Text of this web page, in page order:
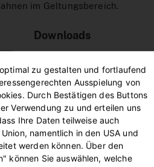
im Geltungsbereich.
Downloads
Broschüre MeinTicket
Bestellschein
Abobedingungen
zu gestalten und fortlaufend
Ausspielung von
Durch Bestätigen des Buttons
Verwendung zu und erteilen uns
Ihre Daten teilweise auch
namentlich in den USA und
werden können. Über den
können Sie auswählen, welche